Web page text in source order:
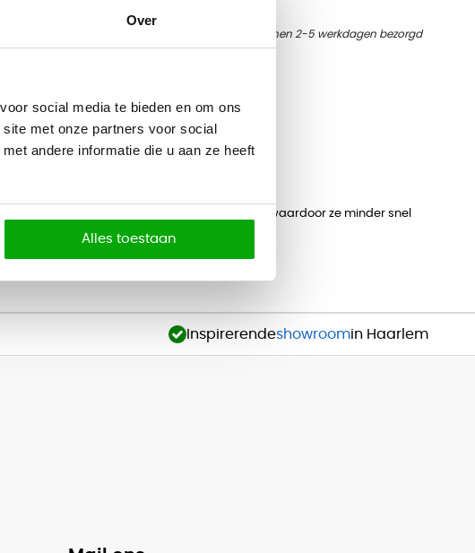
Over
social media te bieden en om ons
met onze partners voor social
andere informatie die u aan ze heeft
Alles toestaan
Vandaag besteld, binnen 2-5 werkdagen bezorgd
ze ervoor dat kabels op hun plaats blijven, waardoor ze minder snel
kosten voor vervanging.
Inspirerendeshowroomin Haarlem